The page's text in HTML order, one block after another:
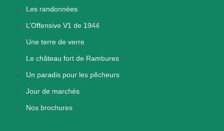
Les randonnées
L’Offensive V1 de 1944
Une terre de verre
Le château fort de Rambures
Un paradis pour les pêcheurs
Jour de marchés
Nos brochures